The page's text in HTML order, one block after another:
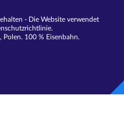
- Die Website verwendet
Polen. 100 % Eisenbahn.